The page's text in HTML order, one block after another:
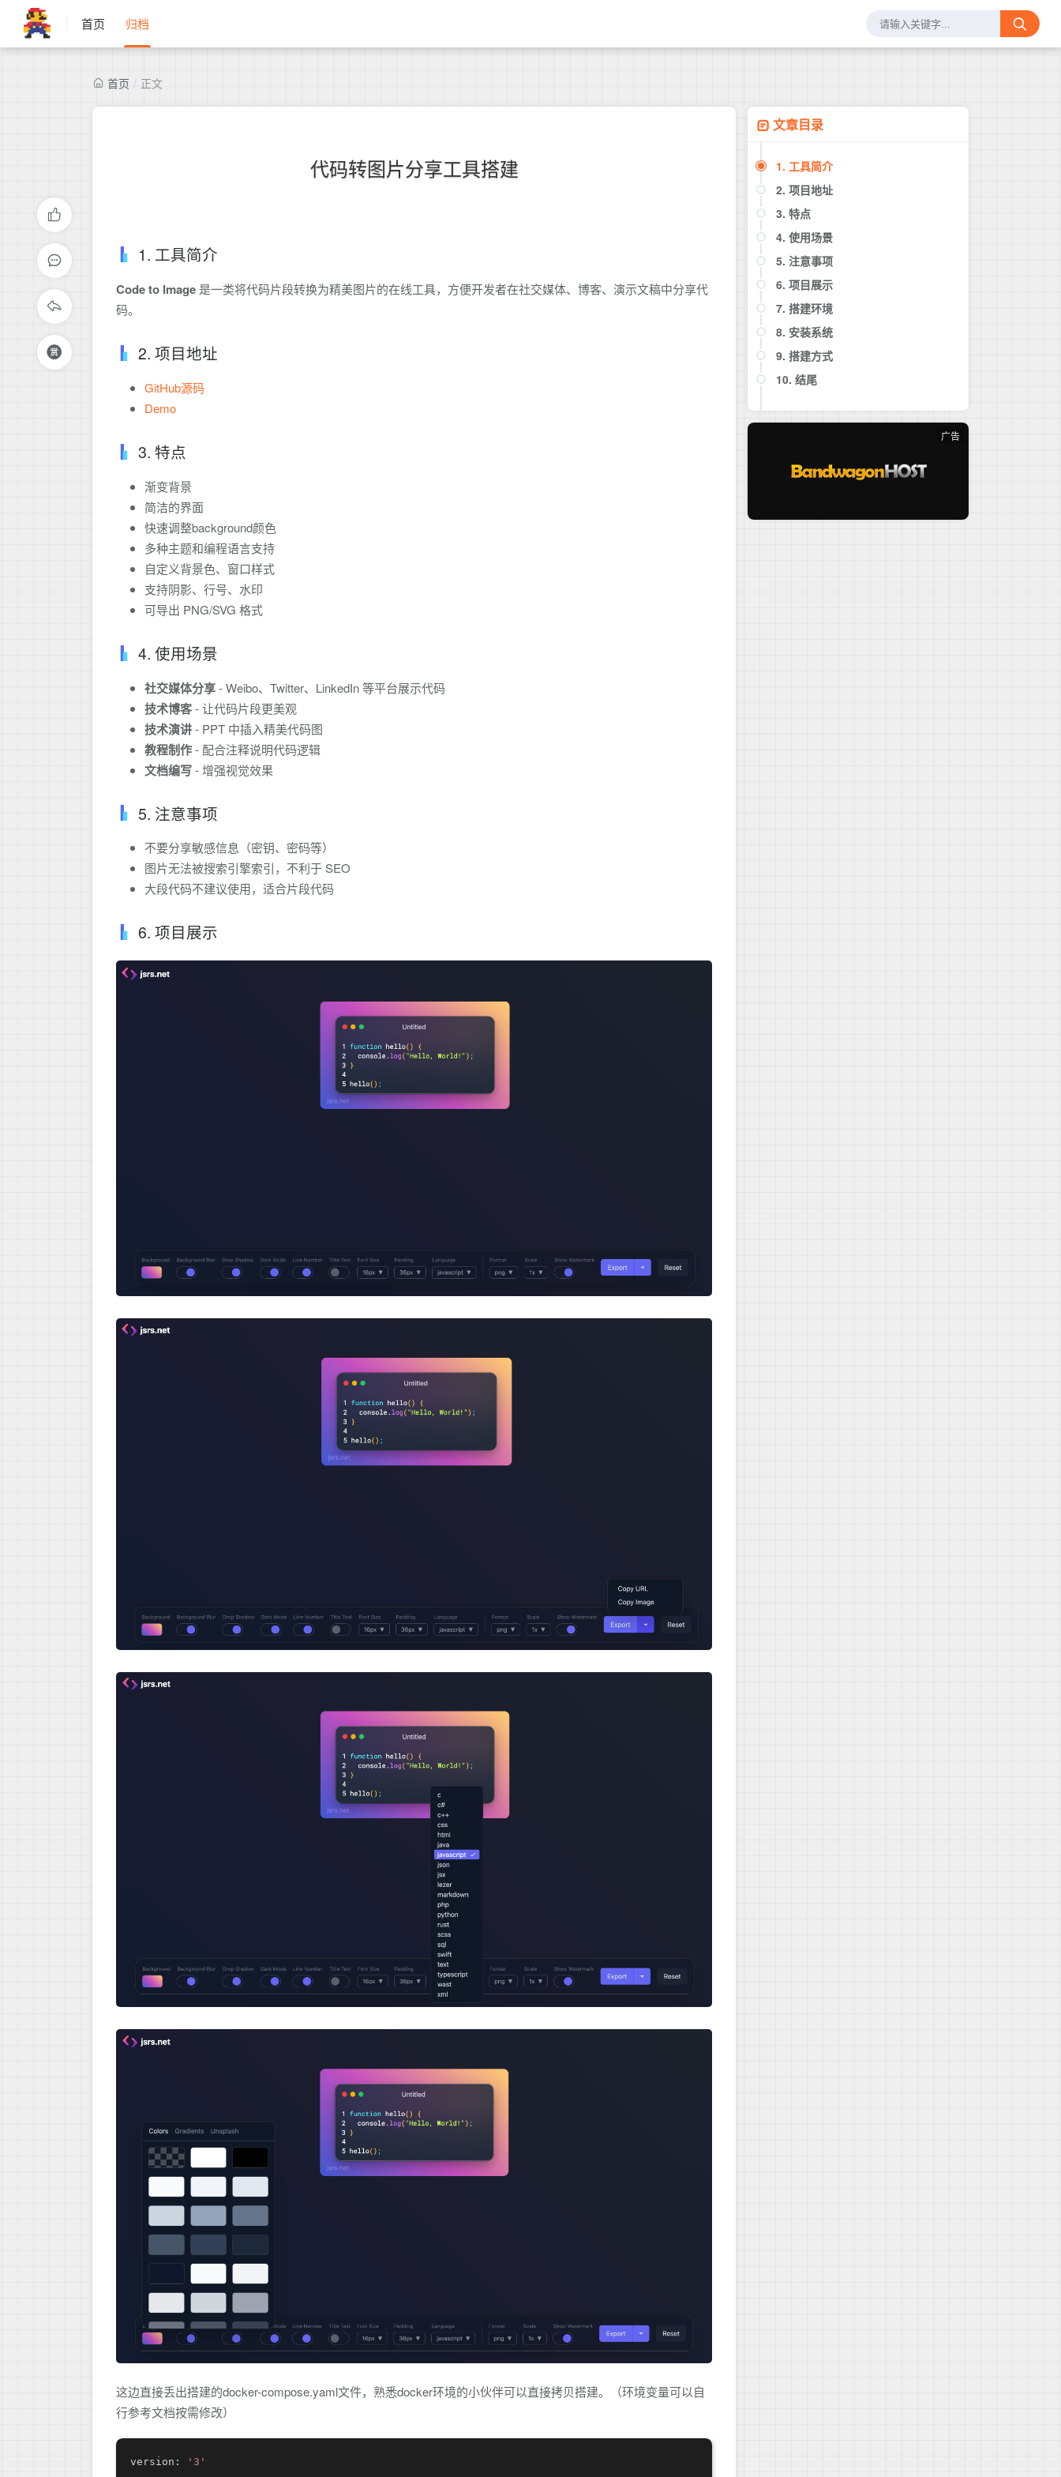
首页 归档
首页 / 正文
代码转图片分享工具搭建
1. 工具简介
Code to Image 是一类将代码片段转换为精美图片的在线工具，方便开发者在社交媒体、博客、演示文稿中分享代
码。
2. 项目地址
GitHub源码
Demo
3. 特点
渐变背景
简洁的界面
快速调整background颜色
多种主题和编程语言支持
自定义背景色、窗口样式
支持阴影、行号、水印
可导出 PNG/SVG 格式
4. 使用场景
社交媒体分享- Weibo、Twitter、LinkedIn 等平台展示代码
技术博客- 让代码片段更美观
技术演讲- PPT 中插入精美代码图
教程制作- 配合注释说明代码逻辑
文档编写- 增强视觉效果
5. 注意事项
不要分享敏感信息（密钥、密码等）
图片无法被搜索引擎索引，不利于 SEO
大段代码不建议使用，适合片段代码
6. 项目展示
这边直接丢出搭建的docker-compose.yaml文件，熟悉docker环境的小伙伴可以直接拷贝搭建。（环境变量可以自
行参考文档按需修改）
version: '3'
文章目录
1. 工具简介
2. 项目地址
3. 特点
4. 使用场景
5. 注意事项
6. 项目展示
7. 搭建环境
8. 安装系统
9. 搭建方式
9.1 安装Docker和Docker Compose
9.3 TCP BBR
10. 结尾
广告